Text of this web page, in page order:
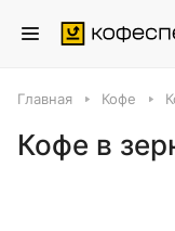
Главная Кофе
Кофе в